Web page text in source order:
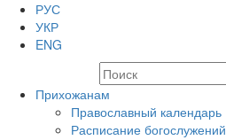
РУС
УКР
ENG
Прихожанам
Православный календарь
Расписание богослужений